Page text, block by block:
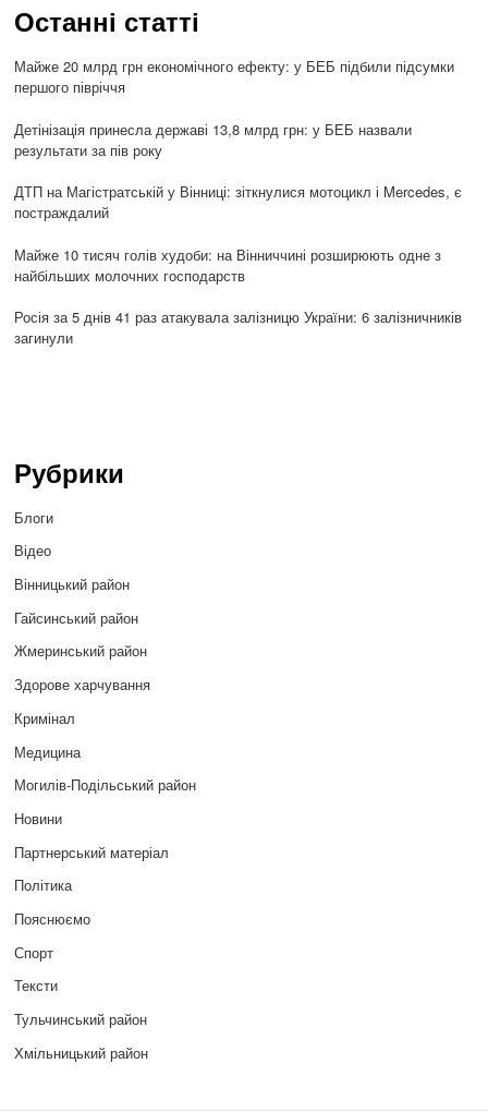
Останні статті
Майже 20 млрд грн економічного ефекту: у БЕБ підбили підсумки
першого півріччя
Детінізація принесла державі 13,8 млрд грн: у БЕБ назвали
результати за пів року
ДТП на Магістратській у Вінниці: зіткнулися мотоцикл і Mercedes, є
постраждалий
Майже 10 тисяч голів худоби: на Вінниччині розширюють одне з
найбільших молочних господарств
Росія за 5 днів 41 раз атакувала залізницю України: 6 залізничників
загинули
Рубрики
Блоги
Відео
Вінницький район
Гайсинський район
Жмеринський район
Здорове харчування
Кримінал
Медицина
Могилів-Подільський район
Новини
Партнерський матеріал
Політика
Пояснюємо
Спорт
Тексти
Тульчинський район
Хмільницький район